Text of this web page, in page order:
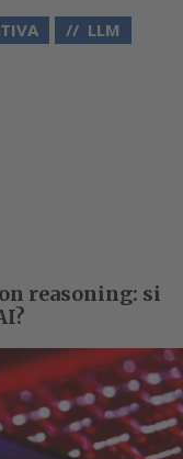
LLM
reasoning: si